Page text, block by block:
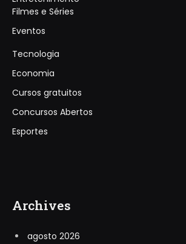
Filmes e Séries
Eventos
Tecnologia
Economia
Cursos gratuitos
Concursos Abertos
Esportes
Archives
agosto 2026